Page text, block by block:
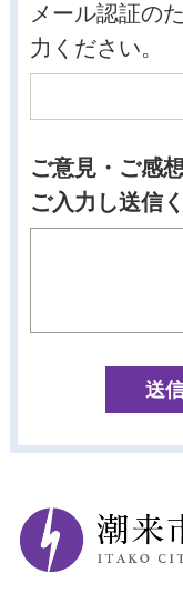
メール認証の
力ください。
ご意見・ご感
ご入力し送信